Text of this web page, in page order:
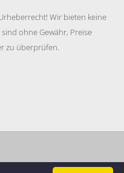
Wir bieten keine
ohne Gewähr, Preise
zu überprüfen.
AGB Cookie